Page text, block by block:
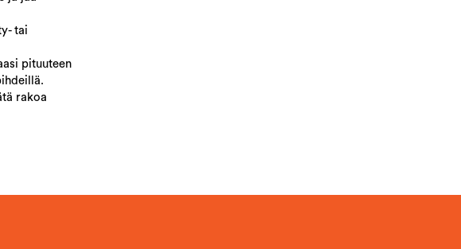
tai
pituuteen
rakoa